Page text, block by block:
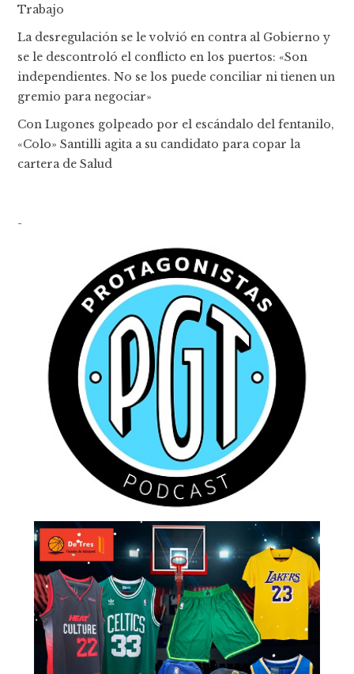
Trabajo
La desregulación se le volvió en contra al Gobierno y
se le descontroló el conflicto en los puertos: «Son
independientes. No se los puede conciliar ni tienen un
gremio para negociar»
Con Lugones golpeado por el escándalo del fentanilo,
«Colo» Santilli agita a su candidato para copar la
cartera de Salud
-